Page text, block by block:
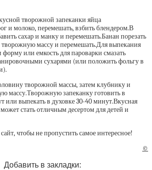
творожной запеканки яйца
и молоко, перемешать, взбить блендером.В
сахар и манку и перемешать.Банан порезать
творожную массу и перемешать.Для выпекания
или емкость для пароварки смазать
сухарями (или положить фольгу в
творожной массы, затем клубнику и
массу.Творожную запеканку готовить в
или выпекать в духовке 30-40 минут.Вкусная
стать отличным десертом для детей и
чтобы не пропустить самое интересное!
©
Добавить в закладки: